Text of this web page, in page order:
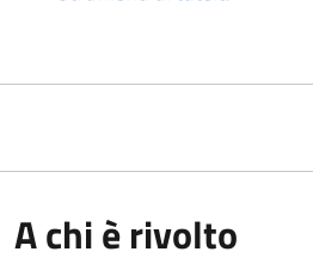
A chi è rivolto